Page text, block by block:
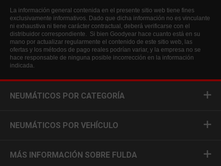
La información general contenida en el presente sitio web tiene fines
exclusivamente informativos. Dado que dicha información no es vinculante
ni exhaustiva ni tiene carácter contractual, deberá verificarse con el
distribuidor correspondiente. Si bien Goodyear hace cuanto está en su
mano por actualizar regularmente el contenido de este sitio web, las
ofertas y los métodos de pago reales podrían variar, y la empresa no se
hace responsable de ninguna posible incorrección en la información
indicada.
NEUMÁTICOS POR CATEGORÍA
NEUMÁTICOS POR VEHÍCULO
MÁS INFORMACIÓN SOBRE FULDA